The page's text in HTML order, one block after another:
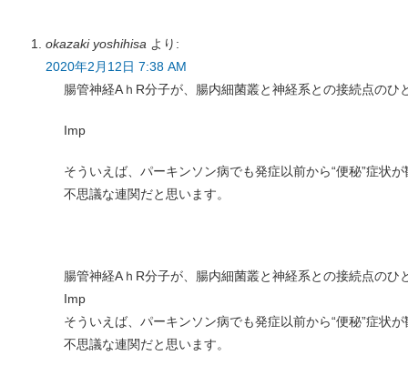
okazaki yoshihisa より:
2020年2月12日 7:38 AM
腸管神経AｈR分子が、腸内細菌叢と神経系との接続点のひ
Imp
そういえば、パーキンソン病でも発症以前から“便秘”症状
不思議な連関だと思います。
腸管神経AｈR分子が、腸内細菌叢と神経系との接続点のひ
Imp
そういえば、パーキンソン病でも発症以前から“便秘”症状
不思議な連関だと思います。